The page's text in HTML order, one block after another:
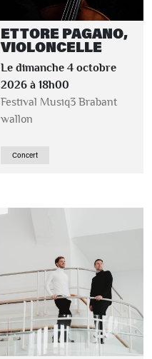
ETTORE PAGANO,
VIOLONCELLE
Le dimanche 4 octobre
2026 à 18h00
Festival Musiq3 Brabant
wallon
Concert